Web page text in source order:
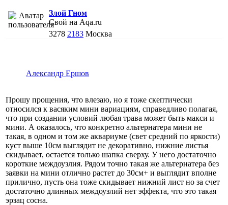
Злой Гном
Свой на Aqa.ru
3278 2183 Москва
Александр Ершов
Прошу прощения, что влезаю, но я тоже скептически
относился к васяким мини вариациям, справедливо полагая,
что при создании условий любая трава может быть макси и
мини. А оказалось, что конкретно альтернатера мини не
такая, в одном и том же аквариуме (свет средний по яркости)
куст выше 10см выглядит не декоративно, нижние листья
скидывает, остается только шапка сверху. У него достаточно
короткие междоузлия. Рядом точно такая же альтернатера без
заявки на мини отлично растет до 30см+ и выглядит вполне
прилично, пусть она тоже скидывает нижний лист но за счет
достаточно длинных междоузлий нет эффекта, что это такая
эрзац сосна.